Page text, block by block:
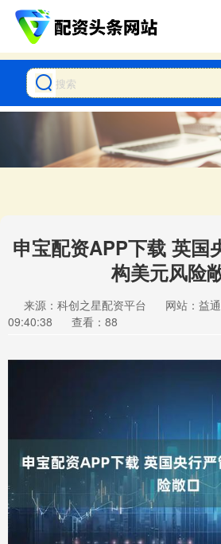
申宝配资APP下载 英国
构美元风险
来源：科创之星配资平台 网站：益
09:40:38
查看：88